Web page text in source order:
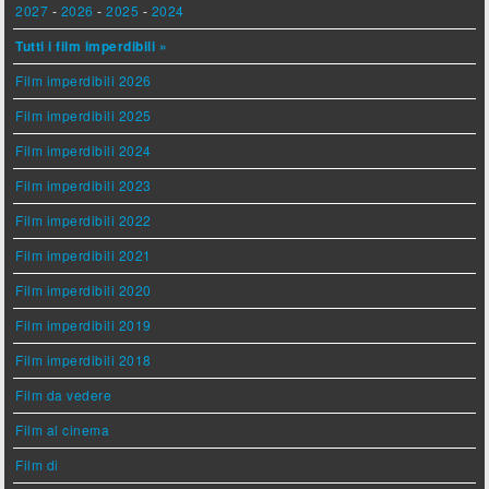
2027 - 2026 -2025 - 2024
Tutti i film imperdibili »
Film imperdibili 2026
Film imperdibili 2025
Film imperdibili 2024
Film imperdibili 2023
Film imperdibili 2022
Film imperdibili 2021
Film imperdibili 2020
Film imperdibili 2019
Film imperdibili 2018
Film da vedere
Film al cinema
Film di